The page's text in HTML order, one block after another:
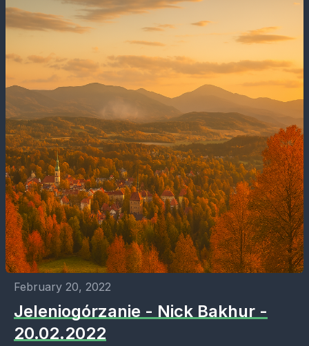
February 20, 2022
Jeleniogórzanie - Nick Bakhur -
20.02.2022